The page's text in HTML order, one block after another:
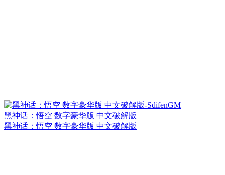
黑神话：悟空 数字豪华版 中文破解版
黑神话：悟空 数字豪华版 中文破解版